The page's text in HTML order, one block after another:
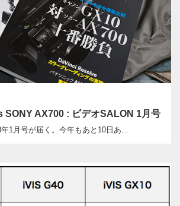
SONY AX700 : ビデオSALON 1月号
1月号が届く。今年もあと10日あ...